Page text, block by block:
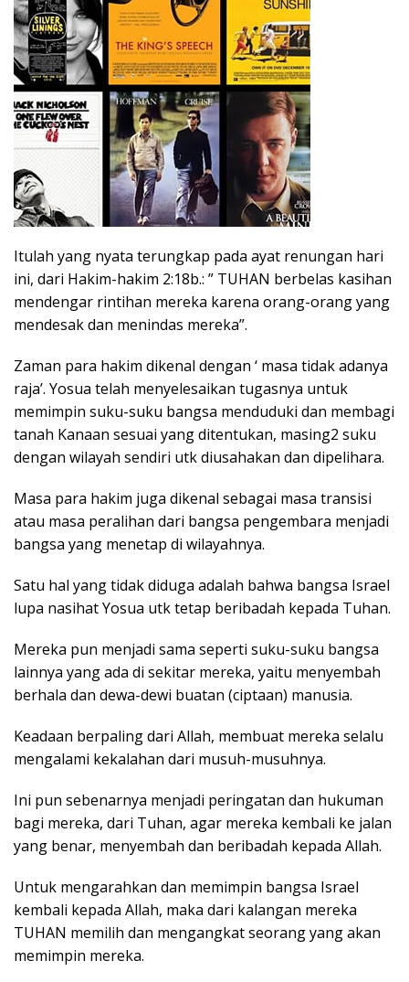
Itulah yang nyata terungkap pada ayat renungan hari
ini, dari Hakim-hakim 2:18b.: ” TUHAN berbelas kasihan
mendengar rintihan mereka karena orang-orang yang
mendesak dan menindas mereka”.
Zaman para hakim dikenal dengan ‘ masa tidak adanya
raja’. Yosua telah menyelesaikan tugasnya untuk
memimpin suku-suku bangsa menduduki dan membagi
tanah Kanaan sesuai yang ditentukan, masing2 suku
dengan wilayah sendiri utk diusahakan dan dipelihara.
Masa para hakim juga dikenal sebagai masa transisi
atau masa peralihan dari bangsa pengembara menjadi
bangsa yang menetap di wilayahnya.
Satu hal yang tidak diduga adalah bahwa bangsa Israel
lupa nasihat Yosua utk tetap beribadah kepada Tuhan.
Mereka pun menjadi sama seperti suku-suku bangsa
lainnya yang ada di sekitar mereka, yaitu menyembah
berhala dan dewa-dewi buatan (ciptaan) manusia.
Keadaan berpaling dari Allah, membuat mereka selalu
mengalami kekalahan dari musuh-musuhnya.
Ini pun sebenarnya menjadi peringatan dan hukuman
bagi mereka, dari Tuhan, agar mereka kembali ke jalan
yang benar, menyembah dan beribadah kepada Allah.
Untuk mengarahkan dan memimpin bangsa Israel
kembali kepada Allah, maka dari kalangan mereka
TUHAN memilih dan mengangkat seorang yang akan
memimpin mereka.